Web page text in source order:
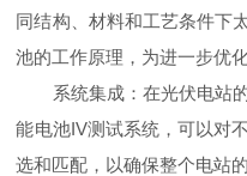
同结构、材料和工艺条件下
池的工作原理，为进一步优
系统集成：在光伏电站的
能电池IV测试系统，可以对
选和匹配，以确保整个电站